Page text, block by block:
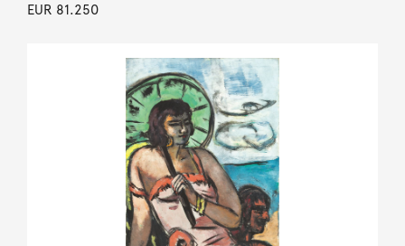
EUR 81.250